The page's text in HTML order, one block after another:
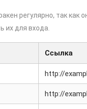
регулярно, так как
их для входа.
Ссылка
http://
http://